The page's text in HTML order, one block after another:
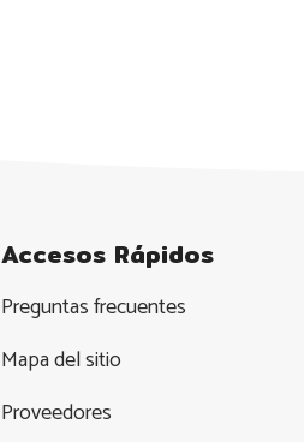
Accesos Rápidos
Preguntas frecuentes
Mapa del sitio
Proveedores